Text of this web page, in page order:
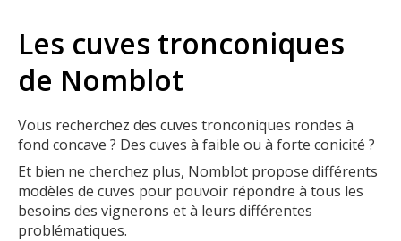
Les cuves tronconiques
de Nomblot
Vous recherchez des cuves tronconiques rondes à
fond concave ? Des cuves à faible ou à forte conicité ?
Et bien ne cherchez plus, Nomblot propose différents
modèles de cuves pour pouvoir répondre à tous les
besoins des vignerons et à leurs différentes
problématiques.